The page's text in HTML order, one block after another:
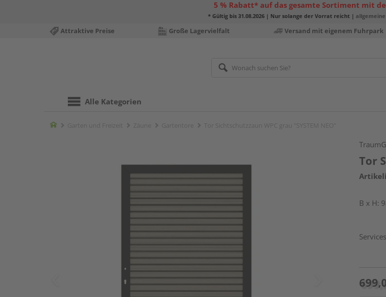
5 % Rabatt* auf das gesamte Sortiment mit
* Gültig bis 31.08.2026 | Nur solange der Vorrat reicht |
Attraktive Preise Große Lagervielfalt Versand mit eigenem Fuhrpark
Alle Kategorien
Home
Tor
B x H:
Services